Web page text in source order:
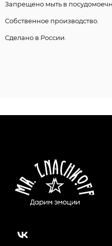
Запрещено мыть в
Собственное производство.
Сделано в России.